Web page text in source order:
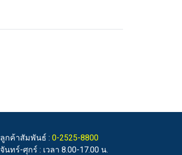
ลูกค้าสัมพันธ์ : 0-2525-8800
จันทร์-ศุกร์ : เวลา 8.00-17.00 น.